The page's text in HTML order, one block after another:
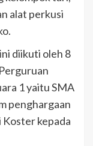
alat perkusi
diikuti oleh 8
1 yaitu SMA
penghargaan
kepada